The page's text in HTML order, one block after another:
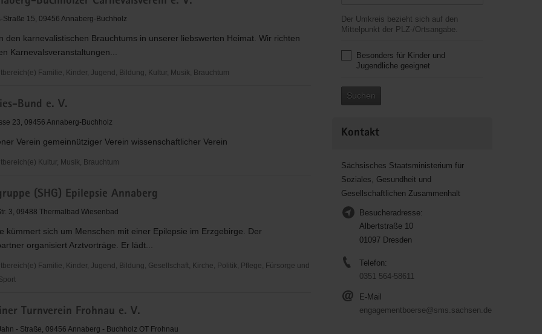
Straße 15, 09456 Annaberg-Buchholz
den karnevalistischen Brauchtums in unserer liebswerten Heimat. Wir richten
Karnevalsveranstaltungen...
Familie, Kinder, Jugend, Bildung, Kultur, Musik, Brauchtum
Bund e. V.
23, 09456 Annaberg-Buchholz
Verein gemeinnütziger Verein wissenschaftlicher Verein
Kultur, Musik, Brauchtum
(SHG) Epilepsie Annaberg
3, 09488 Thermalbad Wiesenbad
kümmert sich um Menschen mit einer Epilepsie im Erzgebirge. Der
organisiert Arztvorträge. Er lädt...
Familie, Kinder, Jugend, Bildung, Gesellschaft, Kirche, Politik, Pflege, Fürsorge und
Turnverein Frohnau e. V.
- Straße, 09456 Annaberg - Buchholz OT Frohnau
Der Umkreis bezieht sich auf den
Mittelpunkt der PLZ-/Ortsangabe.
Besonders für Kinder und
Jugendliche geeignet
Suchen
Kontakt
Sächsisches Staatsministerium für
Soziales, Gesundheit und
Gesellschaftlichen Zusammenhalt
Besucheradresse:
Albertstraße 10
01097 Dresden
Telefon:
0351 564-58611
E-Mail
engagementboerse@sms.sachsen.de